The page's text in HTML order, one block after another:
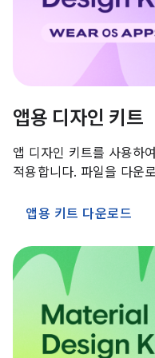
앱용 디자인 키트
앱 디자인 키트를 사용하
적용합니다. 파일을 다운
앱용 키트 다운로드